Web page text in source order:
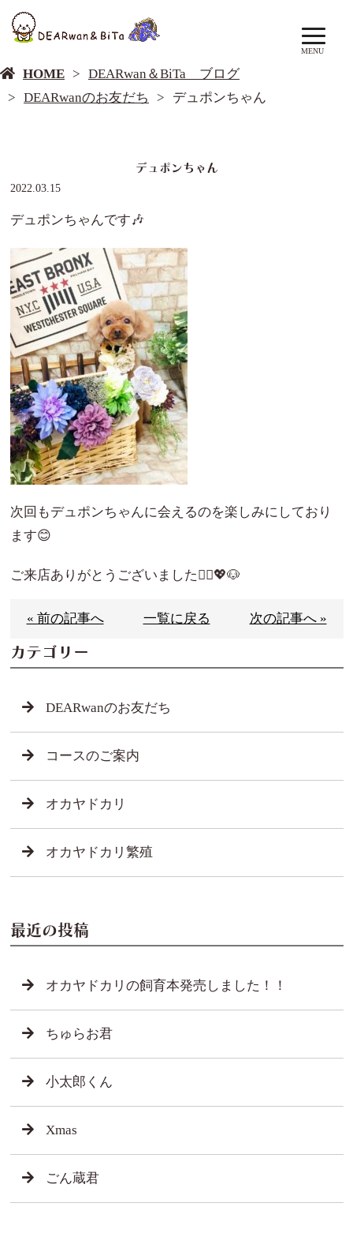
MENU
HOME
DEARwan＆BiTa ブログ
DEARwanのお友だち
デュポンちゃん
デュポンちゃん
2022.03.15
デュポンちゃんです🎶
次回もデュポンちゃんに会えるのを楽しみにしており
ます😊
ご来店ありがとうございました🙇‍♀️💖🐶
« 前の記事へ 一覧に戻る 次の記事へ »
カテゴリー
DEARwanのお友だち
コースのご案内
オカヤドカリ
オカヤドカリ繁殖
最近の投稿
オカヤドカリの飼育本発売しました！！
ちゅらお君
小太郎くん
Xmas
ごん蔵君